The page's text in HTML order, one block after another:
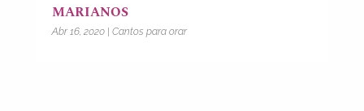
MARIANOS
Abr 16, 2020| Cantos para orar